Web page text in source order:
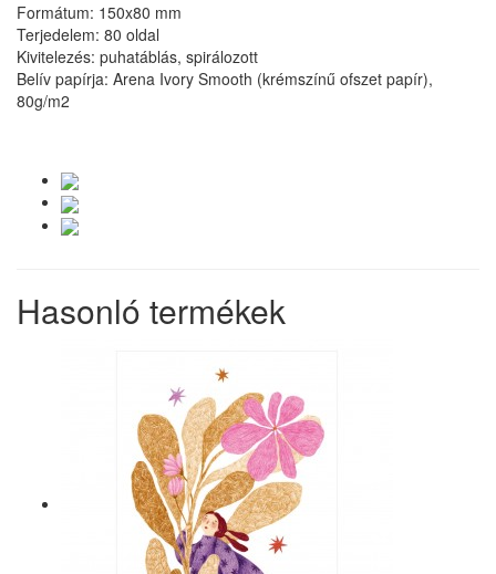
Formátum: 150x80 mm
Terjedelem: 80 oldal
Kivitelezés: puhatáblás, spirálozott
Belív papírja: Arena Ivory Smooth (krémszínű ofszet papír),
80g/m2
Hasonló termékek